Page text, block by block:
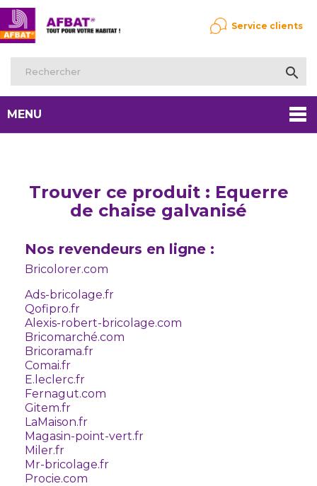

Service clients
MENU
Trouver ce produit : Equerre
de chaise galvanisé
Nos revendeurs en ligne :
Bricolorer.com
Ads-bricolage.fr
Qofipro.fr
Alexis-robert-bricolage.com
Bricomarché.com
Bricorama.fr
Comai.fr
E.leclerc.fr
Fernagut.com
Gitem.fr
LaMaison.fr
Magasin-point-vert.fr
Miler.fr
Mr-bricolage.fr
Procie.com